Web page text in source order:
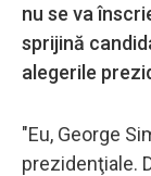
nu se va
sprijină
alegerile
"Eu, George
prezidenţiale.